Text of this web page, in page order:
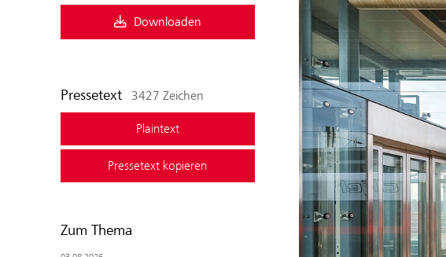
Downloaden
Pressetext 3427 Zeichen
Plaintext
Pressetext kopieren
Zum Thema